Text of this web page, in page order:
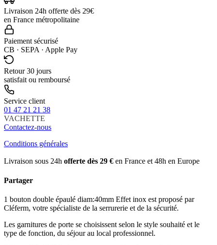
Livraison 24h offerte dès 29€
en France métropolitaine
Paiement sécurisé
CB · SEPA · Apple Pay
Retour 30 jours
satisfait ou remboursé
Service client
01 47 21 21 38
VACHETTE
Contactez-nous
Conditions générales
Livraison sous 24h offerte dès 29 € en France et 48h en Europe
Partager
1 bouton double épaulé diam:40mm Effet inox est proposé par
Cléferm, votre spécialiste de la serrurerie et de la sécurité.
Les garnitures de porte se choisissent selon le style souhaité et le
type de fonction, du séjour au local professionnel.